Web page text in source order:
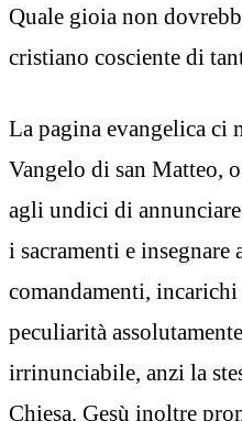
Quale gioia non
cristiano cosciente di
La pagina evangelica ci
Vangelo di san Matteo,
agli undici di
i sacramenti e insegnare
comandamenti,
peculiarità
irrinunciabile, anzi la
Chiesa. Gesù inoltre